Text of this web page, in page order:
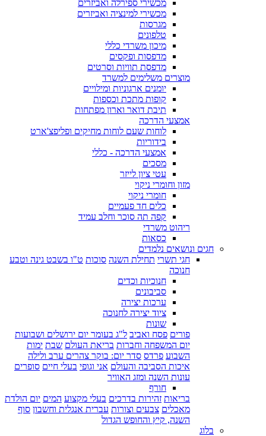
מכשירי ספירלה ואביזרים
מכשירי למינציה ואביזרים
מגרסות
טלפונים
מיכון משרדי כללי
מדפסות ופקסים
מדפסת תוויות וסרטים
מוצרים משלימים למשרד
יומנים ארגוניות ומילויים
קופות מתכת וכספות
תיבת דואר וארון מפתחות
אמצעי הדרכה
לוחות שעם לוחות מחיקים ופליפצ'ארט
בידוריות
אמצעי הדרכה - כללי
מסכים
עטי ציון לייזר
מזון וחומרי ניקוי
חומרי ניקוי
כלים חד פעמיים
קפה תה סוכר וחלב עמיד
ריהוט משרדי
כסאות
חגים ונושאים נלמדים
חגי תשרי תחילת השנה סוכות ט"ו בשבט גינה וטבע
חנוכה
חנוכיות וכדים
סביבונים
ערכות יצירה
ציוד יצירה לחנוכה
שונות
פורים פסח ואביב ל"ג בעומר יום ירושלים ושבועות
יום המשפחה וחברות בריאת העולם שבת ימות
השבוע פרדס סדר יום: בוקר צהרים ערב ולילה
איכות הסביבה והעולם אני וגופי בעלי חיים סופרים
עונות השנה ומזג האוויר
חורף
בריאות זהירות בדרכים בעלי מקצוע המים יום הולדת
מאכלים צבעים וצורות עברית אנגלית וחשבון סוף
השנה, קיץ והחופש הגדול
בלוג